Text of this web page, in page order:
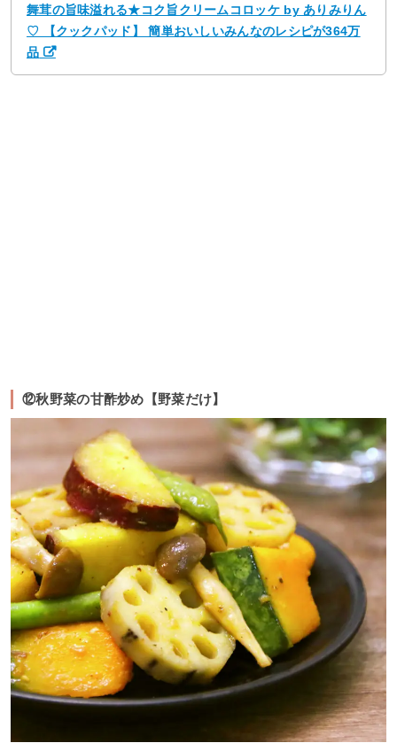
舞茸の旨味溢れる★コク旨クリームコロッケ by ありみりん
♡ 【クックパッド】 簡単おいしいみんなのレシピが364万
品
⑫秋野菜の甘酢炒め【野菜だけ】